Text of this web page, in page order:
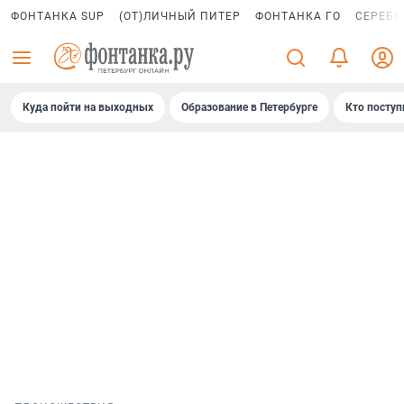
ФОНТАНКА SUP (ОТ)ЛИЧНЫЙ ПИТЕР ФОНТАНКА ГО
Куда пойти на выходных Образование в Петербурге Кто